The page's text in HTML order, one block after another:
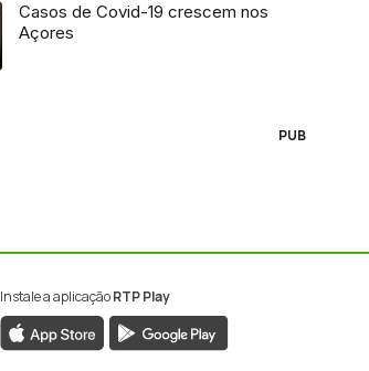
Casos de Covid-19 crescem nos
Açores
PUB
Instale a aplicaçãoRTP Play